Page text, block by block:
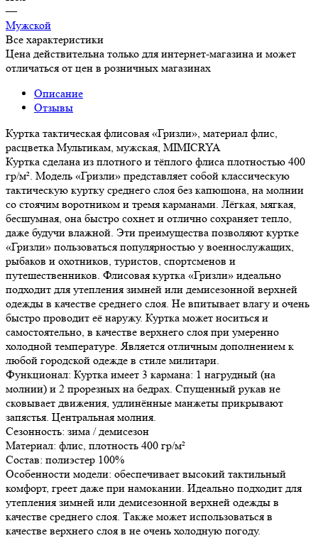
—
Мужской
Все характеристики
Цена действительна только для интернет-магазина и может
отличаться от цен в розничных магазинах
Описание
Отзывы
Куртка тактическая флисовая «Гризли», материал флис,
расцветка Мультикам, мужская, MIMICRYA
Куртка сделана из плотного и тёплого флиса плотностью 400
гр/м². Модель «Гризли» представляет собой классическую
тактическую куртку среднего слоя без капюшона, на молнии
со стоячим воротником и тремя карманами. Лёгкая, мягкая,
бесшумная, она быстро сохнет и отлично сохраняет тепло,
даже будучи влажной. Эти преимущества позволяют куртке
«Гризли» пользоваться популярностью у военнослужащих,
рыбаков и охотников, туристов, спортсменов и
путешественников. Флисовая куртка «Гризли» идеально
подходит для утепления зимней или демисезонной верхней
одежды в качестве среднего слоя. Не впитывает влагу и очень
быстро проводит её наружу. Куртка может носиться и
самостоятельно, в качестве верхнего слоя при умеренно
холодной температуре. Является отличным дополнением к
любой городской одежде в стиле милитари.
Функционал: Куртка имеет 3 кармана: 1 нагрудный (на
молнии) и 2 прорезных на бедрах. Спущенный рукав не
сковывает движения, удлинённые манжеты прикрывают
запястья. Центральная молния.
Сезонность: зима / демисезон
Материал: флис, плотность 400 гр/м²
Состав: полиэстер 100%
Особенности модели: обеспечивает высокий тактильный
комфорт, греет даже при намокании. Идеально подходит для
утепления зимней или демисезонной верхней одежды в
качестве среднего слоя. Также может использоваться в
качестве верхнего слоя в не очень холодную погоду.